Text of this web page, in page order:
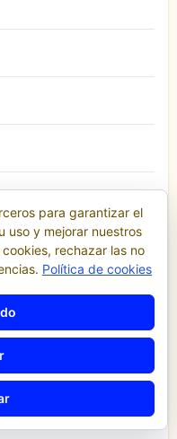
para garantizar el
uso y mejorar nuestros
rechazar las no
Política de cookies